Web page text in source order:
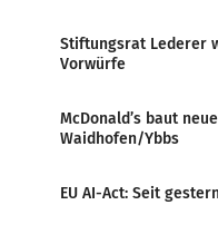
Stiftungsrat Lederer
Vorwürfe
McDonald’s baut
Waidhofen/Ybbs
EU AI-Act: Seit